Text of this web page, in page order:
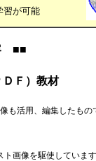
習が可能
■■
Ｆ）教材
も活用、編集したもの
画像を駆使しています